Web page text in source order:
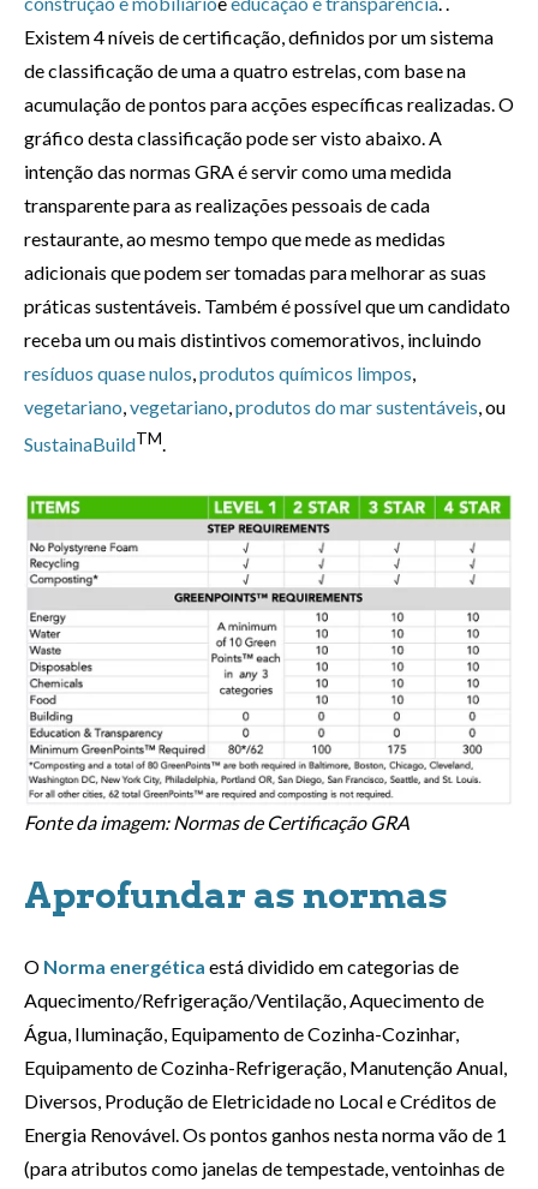
Existem 4 níveis de certificação, definidos por um sistema
de classificação de uma a quatro estrelas, com base na
acumulação de pontos para acções específicas realizadas. O
gráfico desta classificação pode ser visto abaixo. A
intenção das normas GRA é servir como uma medida
transparente para as realizações pessoais de cada
restaurante, ao mesmo tempo que mede as medidas
adicionais que podem ser tomadas para melhorar as suas
práticas sustentáveis. Também é possível que um candidato
receba um ou mais distintivos comemorativos, incluindo
resíduos quase nulos produtos químicos limpos
vegetariano vegetariano produtos do mar sustentáveis , ou
SustainaBuildTM.
Fonte da imagem: Normas de Certificação GRA
Aprofundar as normas
O Norma energética está dividido em categorias de
Aquecimento/Refrigeração/Ventilação, Aquecimento de
Água, Iluminação, Equipamento de Cozinha-Cozinhar,
Equipamento de Cozinha-Refrigeração, Manutenção Anual,
Diversos, Produção de Eletricidade no Local e Créditos de
Energia Renovável. Os pontos ganhos nesta norma vão de 1
(para atributos como janelas de tempestade, ventoinhas de